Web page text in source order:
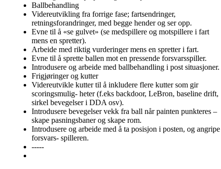
Ballbehandling
Videreutvikling fra forrige fase; fartsendringer,
retningsforandringer, med begge hender og ser opp.
Evne til å «se gulvet» (se medspillere og motspillere i fart
mens en spretter).
Arbeide med riktig vurderinger mens en spretter i fart.
Evne til å sprette ballen mot en pressende forsvarsspiller.
Introdusere og arbeide med ballbehandling i post situasjoner.
Frigjøringer og kutter
Videreutvikle kutter til å inkludere flere kutter som gir
scoringsmulig- heter (f.eks backdoor, LeBron, baseline drift,
sirkel bevegelser i DDA osv).
Introdusere bevegelser vekk fra ball når painten punkteres –
skape pasningsbaner og skape rom.
Introdusere og arbeide med å ta posisjon i posten, og angripe
forsvars- spilleren.
-----